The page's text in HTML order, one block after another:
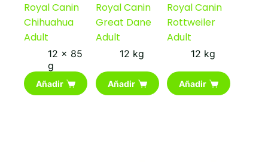
Royal Canin
Chihuahua
Adult
12 x 85
g
Añadir
Royal Canin
Great Dane
Adult
12 kg
Añadir
Royal Canin
Rottweiler
Adult
12 kg
Añadir